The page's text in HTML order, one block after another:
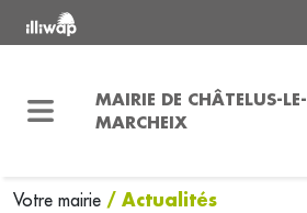
MAIRIE DE CHÂTELUS-LE-
MARCHEIX
Votre mairie / Actualités